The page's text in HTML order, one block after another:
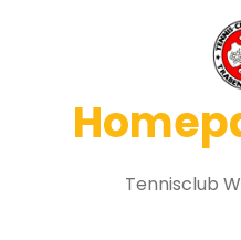
Tennisclub